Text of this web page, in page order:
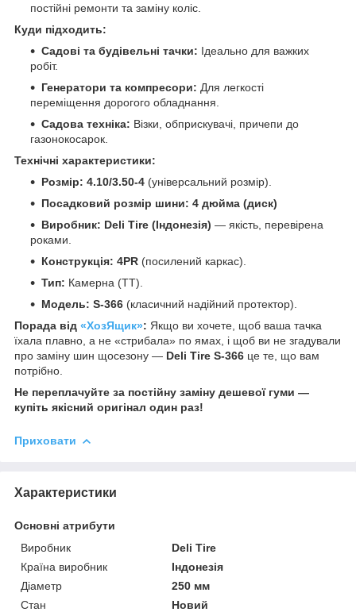
постійні ремонти та заміну коліс.
Куди підходить:
Садові та будівельні тачки: Ідеально для важких
робіт.
Генератори та компресори: Для легкості
переміщення дорогого обладнання.
Садова техніка: Візки, обприскувачі, причепи до
газонокосарок.
Технічні характеристики:
Розмір: 4.10/3.50-4 (універсальний розмір).
Посадковий розмір шини: 4 дюйма (диск)
Виробник: Deli Tire (Індонезія) — якість, перевірена
роками.
Конструкція: 4PR (посилений каркас).
Тип: Камерна (TT).
Модель: S-366 (класичний надійний протектор).
Порада від «ХозЯщик»: Якщо ви хочете, щоб ваша тачка
їхала плавно, а не «стрибала» по ямах, і щоб ви не згадували
про заміну шин щосезону — Deli Tire S-366 це те, що вам
потрібно.
Не переплачуйте за постійну заміну дешевої гуми —
купіть якісний оригінал один раз!
Приховати
Характеристики
Основні атрибути
Виробник
Deli Tire
Країна виробник
Індонезія
Діаметр
250 мм
Стан
Новий